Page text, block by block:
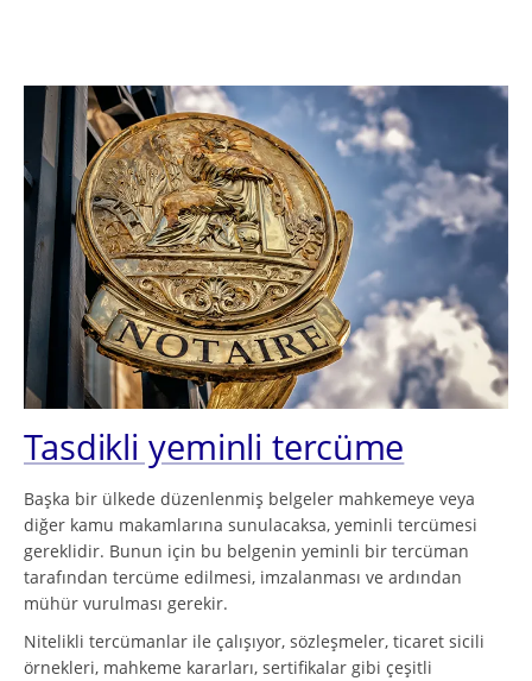
Tasdikli yeminli tercüme
Başka bir ülkede düzenlenmiş belgeler mahkemeye veya
diğer kamu makamlarına sunulacaksa, yeminli tercümesi
gereklidir. Bunun için bu belgenin yeminli bir tercüman
tarafından tercüme edilmesi, imzalanması ve ardından
mühür vurulması gerekir.
Nitelikli tercümanlar ile çalışıyor, sözleşmeler, ticaret sicili
örnekleri, mahkeme kararları, sertifikalar gibi çeşitli